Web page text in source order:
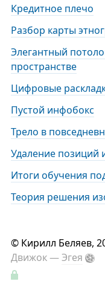
Кредитное плечо
Разбор карты
Элегантный
пространстве
Цифровые
Пустой инфобокс
Трело в
Удаление позиций
Итоги обучения
Теория решения
© Кирилл Беляев,
Движок —Эгея